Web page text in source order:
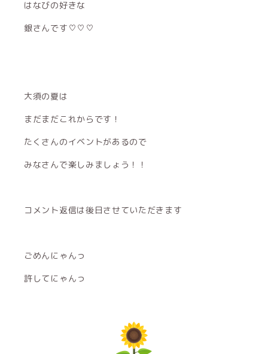
はなびの好きな
銀さんです♡♡♡
大須の夏は
まだまだこれからです！
たくさんのイベントがあるので
みなさんで楽しみましょう！！
コメント返信は後日させていただきます
ごめんにゃんっ
許してにゃんっ